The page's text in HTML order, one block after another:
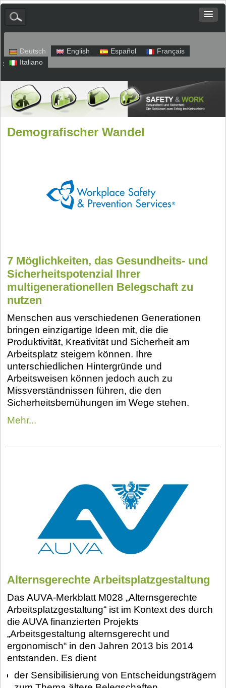
Deutsch English Español
Français
Italiano
Sitemap Impressum
Demografischer Wandel
7 Möglichkeiten, das Gesundheits- und
Sicherheitspotenzial Ihrer
multigenerationellen Belegschaft zu
nutzen
Menschen aus verschiedenen Generationen
bringen einzigartige Ideen mit, die die
Produktivität, Kreativität und Sicherheit am
Arbeitsplatz steigern können. Ihre
unterschiedlichen Hintergründe und
Arbeitsweisen können jedoch auch zu
Missverständnissen führen, die den
Sicherheitsbemühungen im Wege stehen.
Mehr...
Alternsgerechte Arbeitsplatzgestaltung
Das AUVA-Merkblatt M028 „Alternsgerechte
Arbeitsplatzgestaltung“ ist im Kontext des durch
die AUVA finanzierten Projekts
„Arbeitsgestaltung alternsgerecht und
ergonomisch“ in den Jahren 2013 bis 2014
entstanden. Es dient
der Sensibilisierung von Entscheidungsträgern